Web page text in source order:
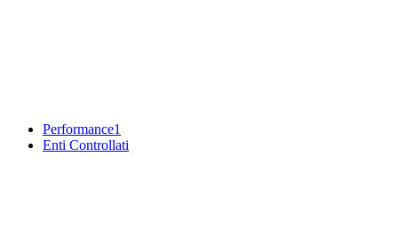
Performance1
Enti Controllati